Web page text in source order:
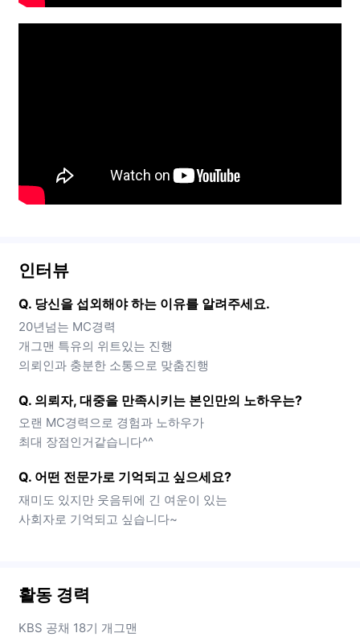
인터뷰
Q. 당신을 섭외해야 하는 이유를 알려주세요.
20년넘는 MC경력
개그맨 특유의 위트있는 진행
의뢰인과 충분한 소통으로 맞춤진행
Q. 의뢰자, 대중을 만족시키는 본인만의 노하우는?
오랜 MC경력으로 경험과 노하우가
최대 장점인거같습니다^^
Q. 어떤 전문가로 기억되고 싶으세요?
재미도 있지만 웃음뒤에 긴 여운이 있는
사회자로 기억되고 싶습니다~
활동 경력
KBS 공채 18기 개그맨